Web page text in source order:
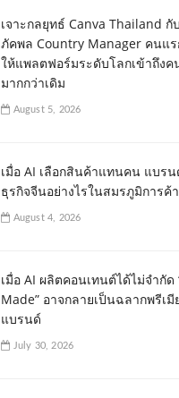
เจาะกลยุทธ์ Canva Thailand
ภัคพล Country Manager คนแร
ให้แพลตฟอร์มระดับโลกเข้าถึงค
มากกว่าเดิม
August 5, 2026
เมื่อ AI เลือกสินค้าแทนคน แบร
ธุรกิจจีนอย่างไรในสมรภูมิการค้
August 4, 2026
เมื่อ AI ผลิตคอนเทนต์ได้ไม่จำกัด
Made” อาจกลายเป็นฉลากพรีเ
แบรนด์
July 30, 2026